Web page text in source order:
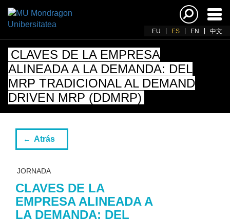
EU ES EN 中文
CLAVES DE LA EMPRESA
ALINEADA A LA DEMANDA: DEL
MRP TRADICIONAL AL DEMAND
DRIVEN MRP (DDMRP)
Atrás
JORNADA
CLAVES DE LA
EMPRESA ALINEADA A
LA DEMANDA: DEL